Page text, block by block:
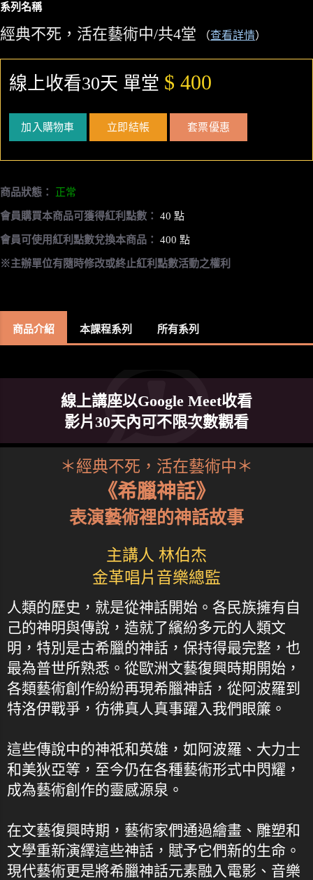
系列名稱
經典不死，活在藝術中/共4堂 （查看詳情）
線上收看30天 單堂 $ 400
加入購物車 立即結帳 套票優惠
商品狀態： 正常
會員購買本商品可獲得紅利點數： 40 點
會員可使用紅利點數兌換本商品： 400 點
※主辦單位有隨時修改或終止紅利點數活動之權利
商品介紹 本課程系列 所有系列
線上講座以Google Meet收看
影片30天內可不限次數觀看
＊經典不死，活在藝術中＊
《希臘神話》
表演藝術裡的神話故事
主講人 林伯杰
金革唱片音樂總監
人類的歷史，就是從神話開始。各民族擁有自
己的神明與傳說，造就了繽紛多元的人類文
明，特別是古希臘的神話，保持得最完整，也
最為普世所熟悉。從歐洲文藝復興時期開始，
各類藝術創作紛紛再現希臘神話，從阿波羅到
特洛伊戰爭，彷彿真人真事躍入我們眼簾。
這些傳說中的神祇和英雄，如阿波羅、大力士
和美狄亞等，至今仍在各種藝術形式中閃耀，
成為藝術創作的靈感源泉。
在文藝復興時期，藝術家們通過繪畫、雕塑和
文學重新演繹這些神話，賦予它們新的生命。
現代藝術更是將希臘神話元素融入電影、音樂